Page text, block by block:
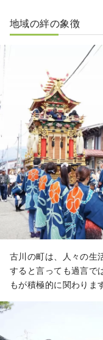
地域の絆の象徴
古川の町は、人々の生
すると言っても過言で
もが積極的に関わりま